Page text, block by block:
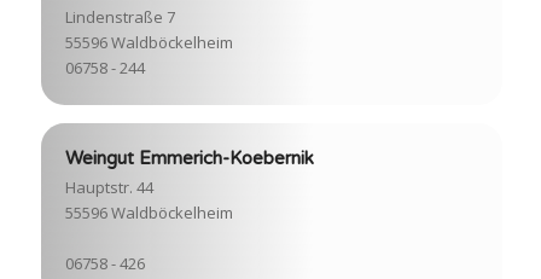
Lindenstraße 7
55596 Waldböckelheim
06758 - 244
Weingut Emmerich-Koebernik
Hauptstr. 44
55596 Waldböckelheim
06758 - 426